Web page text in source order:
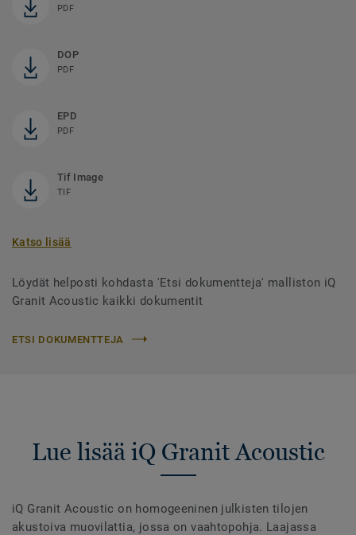
PDF
DOP
PDF
EPD
PDF
Tif Image
TIF
Katso lisää
Löydät helposti kohdasta 'Etsi dokumentteja' malliston iQ
Granit Acoustic kaikki dokumentit
ETSI DOKUMENTTEJA
Lue lisää iQ Granit Acoustic
iQ Granit Acoustic on homogeeninen julkisten tilojen
akustoiva muovilattia, jossa on vaahtopohja. Laajassa